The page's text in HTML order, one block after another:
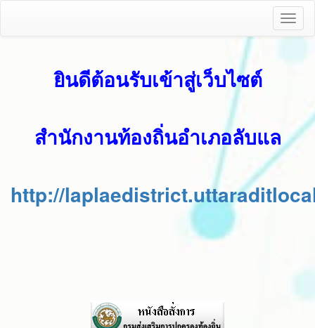
ยินดีต้อนรับเข้าสู่เว็บไซต์
สำนักงานท้องถิ่นอำเภอลับแล
http://